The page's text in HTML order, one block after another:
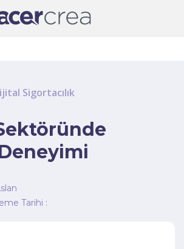
Sigortacılık
Tarihi :